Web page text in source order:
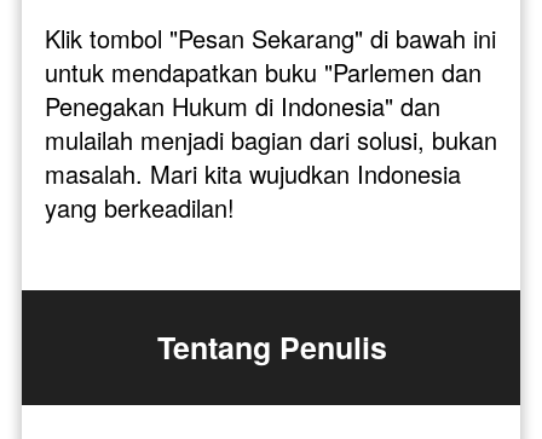
Klik tombol "Pesan Sekarang" di bawah ini
untuk mendapatkan buku "Parlemen dan
Penegakan Hukum di Indonesia" dan
mulailah menjadi bagian dari solusi, bukan
masalah. Mari kita wujudkan Indonesia
yang berkeadilan!
Tentang Penulis